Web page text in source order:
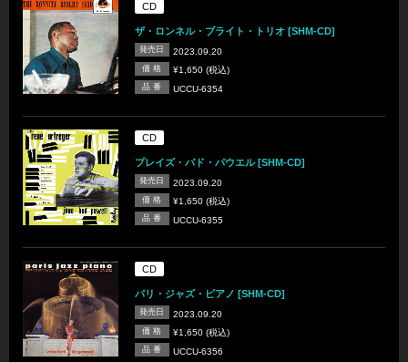
CD
ザ・ロンネル・ブライト・トリオ [SHM-CD]
発売日 2023.09.20
価 格 ¥1,650 (税込)
品 番 UCCU-6354
CD
プレイズ・バド・パウエル [SHM-CD]
発売日 2023.09.20
価 格 ¥1,650 (税込)
品 番 UCCU-6355
CD
パリ・ジャズ・ピアノ [SHM-CD]
発売日 2023.09.20
価 格 ¥1,650 (税込)
品 番 UCCU-6356